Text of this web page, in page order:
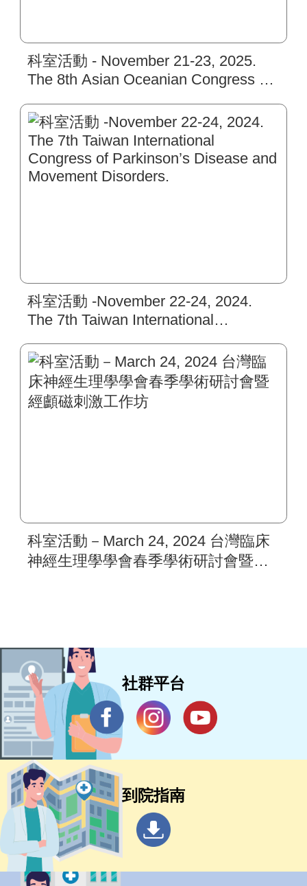
科室活動 - November 21-23, 2025.
The 8th Asian Oceanian Congress of
科室活動 -November 22-24, 2024.
The 7th Taiwan International
Movement Disorders.
科室活動－March 24, 2024 台灣臨床
神經生理學學會春季學術研討會暨經
社群平台
到院指南